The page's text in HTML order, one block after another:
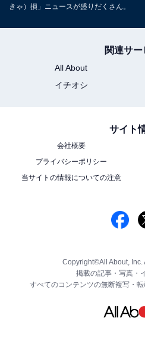
きゃ）損」ニュースが盛りだくさん。
関連サー
All About
イチオシ
サイト
会社概要
プライバシーポリシー
当サイトの情報についての注意
Copyright©All About, Inc.
掲載の記事・写真・
すべてのコンテンツの無断複写・転